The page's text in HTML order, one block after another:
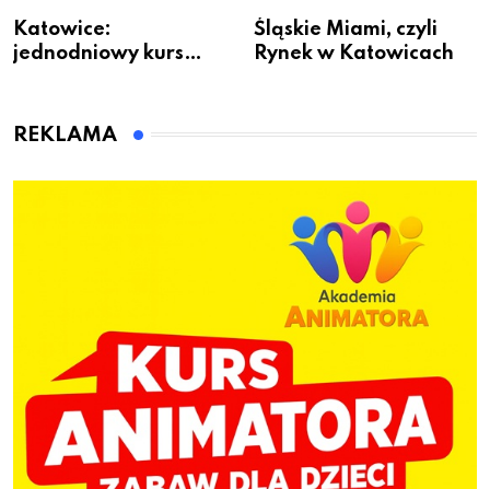
Katowice:
jednodniowy kurs
dzieci
Śląskie Miami, czyli
Rynek w Katowicach
REKLAMA